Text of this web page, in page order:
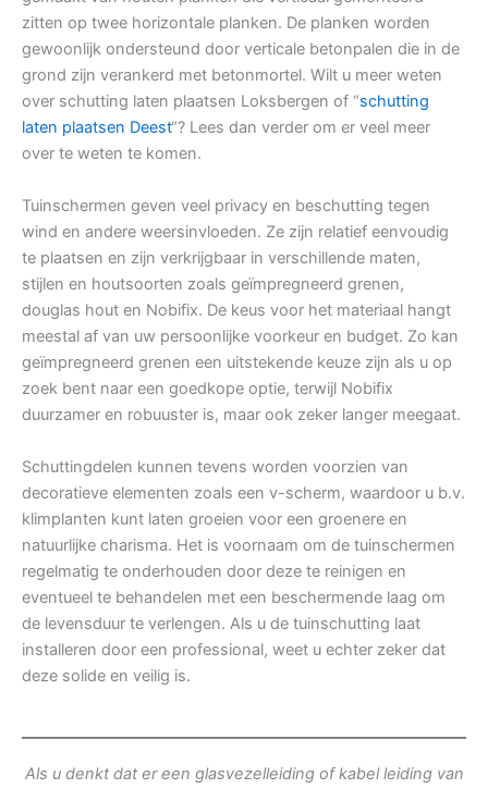
zitten op twee horizontale planken. De planken worden
gewoonlijk ondersteund door verticale betonpalen die in de
grond zijn verankerd met betonmortel. Wilt u meer weten
over schutting laten plaatsen Loksbergen of “schutting
laten plaatsen Deest“? Lees dan verder om er veel meer
over te weten te komen.
Tuinschermen geven veel privacy en beschutting tegen
wind en andere weersinvloeden. Ze zijn relatief eenvoudig
te plaatsen en zijn verkrijgbaar in verschillende maten,
stijlen en houtsoorten zoals geïmpregneerd grenen,
douglas hout en Nobifix. De keus voor het materiaal hangt
meestal af van uw persoonlijke voorkeur en budget. Zo kan
geïmpregneerd grenen een uitstekende keuze zijn als u op
zoek bent naar een goedkope optie, terwijl Nobifix
duurzamer en robuuster is, maar ook zeker langer meegaat.
Schuttingdelen kunnen tevens worden voorzien van
decoratieve elementen zoals een v-scherm, waardoor u b.v.
klimplanten kunt laten groeien voor een groenere en
natuurlijke charisma. Het is voornaam om de tuinschermen
regelmatig te onderhouden door deze te reinigen en
eventueel te behandelen met een beschermende laag om
de levensduur te verlengen. Als u de tuinschutting laat
installeren door een professional, weet u echter zeker dat
deze solide en veilig is.
Als u denkt dat er een glasvezelleiding of kabel leiding van